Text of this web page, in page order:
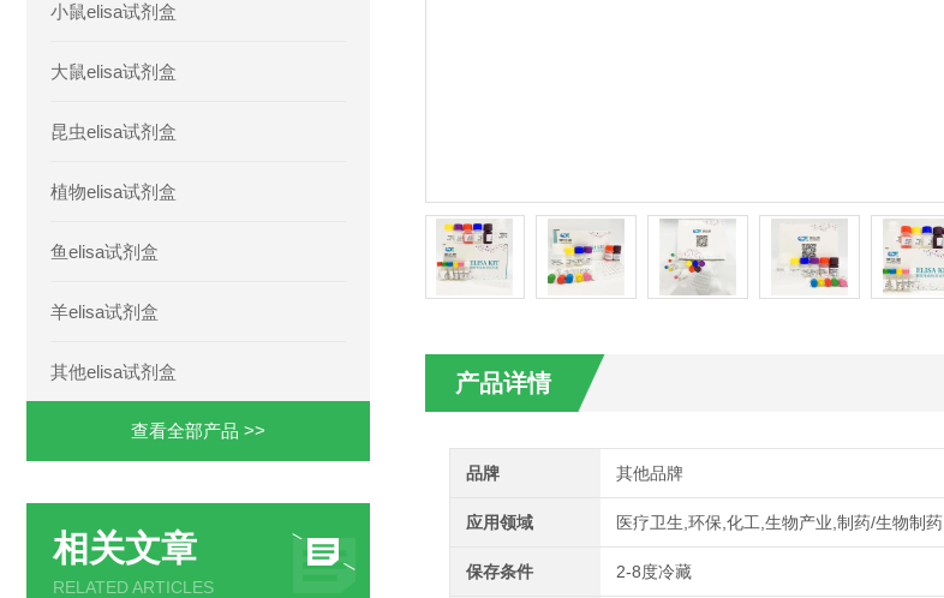
小鼠elisa试剂盒
大鼠elisa试剂盒
昆虫elisa试剂盒
植物elisa试剂盒
鱼elisa试剂盒
羊elisa试剂盒
其他elisa试剂盒
查看全部产品 >>
相关文章
RELATED ARTICLES
产品详情
品牌 其他品牌
应用领域 医疗卫生,环保,化工,生物产业,制药/生物制药
保存条件 2-8度冷藏